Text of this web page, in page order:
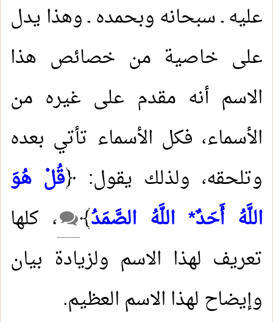
عليه ـ سبحانه وبحمده ـ وهذا يدل
على خاصية من خصائص هذا
الاسم أنه مقدم على غيره من
الأسماء، فكل الأسماء تأتي بعده
وتلحقه، ولذلك يقول: ﴿قُلْ هُوَ
اللَّهُ أَحَدٌ* اللَّهُ الصَّمَدُ﴾
، كلها
تعريف لهذا الاسم ولزيادة بيان
وإيضاح لهذا الاسم العظيم.